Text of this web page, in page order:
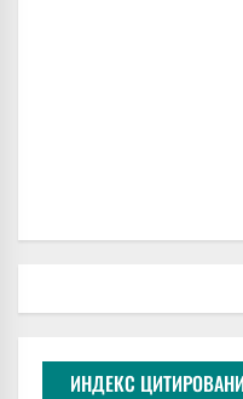
ИНДЕКС